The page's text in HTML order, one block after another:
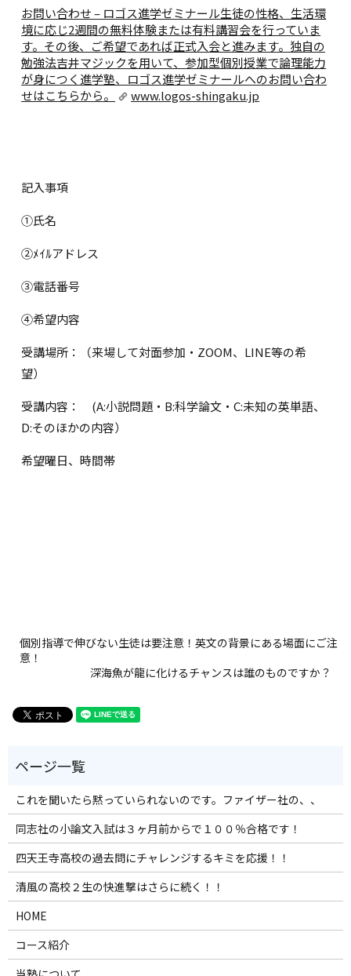
お問い合わせ – ロゴス進学ゼミナール生徒の性格、生活環
境に応じ2週間の無料体験または有料講習会を行っていま
す。その後、ご希望であれば正式入会と進みます。独自の
勉強法吉井マジックを用いて、参加型個別授業で論理能力
が身につく進学塾、ロゴス進学ゼミナールへのお問い合わ
せはこちらから。
www.logos-shingaku.jp
記入事項
①氏名
②ﾒｲﾙアドレス
③電話番号
④希望内容
受講場所：（来場して対面参加・ZOOM、LINE等の希
望）
受講内容： (A:小説問題・B:科学論文・C:未知の英単語、
D:そのほかの内容）
希望曜日、時間帯
個別指導で伸びない生徒は要注意！英文の背景にある場面にご注
意！
深海魚が龍に化けるチャンスは誰のものですか？
これを聞いたら黙っていられないのです。ファイザー社の、、
同志社の小論文入試は３ヶ月前からで１００％合格です！
四天王寺高校の過去問にチャレンジするキミを応援！！
清風の高校２生の快進撃はさらに続く！！
HOME
コース紹介